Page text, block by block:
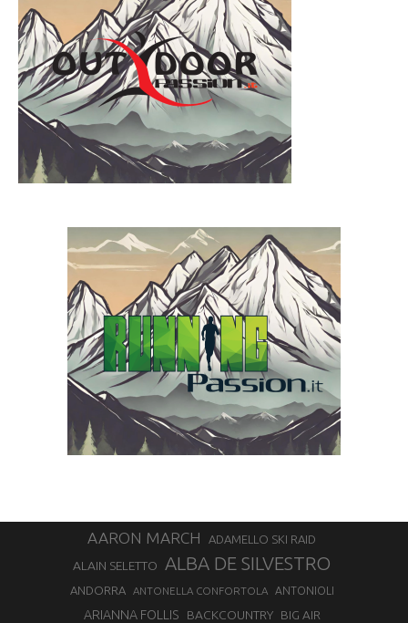
AARON MARCH ADAMELLO SKI RAID
ALAIN SELETTO ALBA DE SILVESTRO
ANDORRA ANTONELLA CONFORTOLA ANTONIOLI
ARIANNA FOLLIS BACKCOUNTRY BIG AIR